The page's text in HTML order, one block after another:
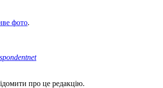
фото.
про це редакцію.